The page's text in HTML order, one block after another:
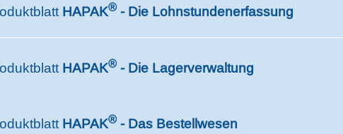
HAPAK®- Die Lohnstundenerfassung
HAPAK®- Die Lagerverwaltung
HAPAK®- Das Bestellwesen